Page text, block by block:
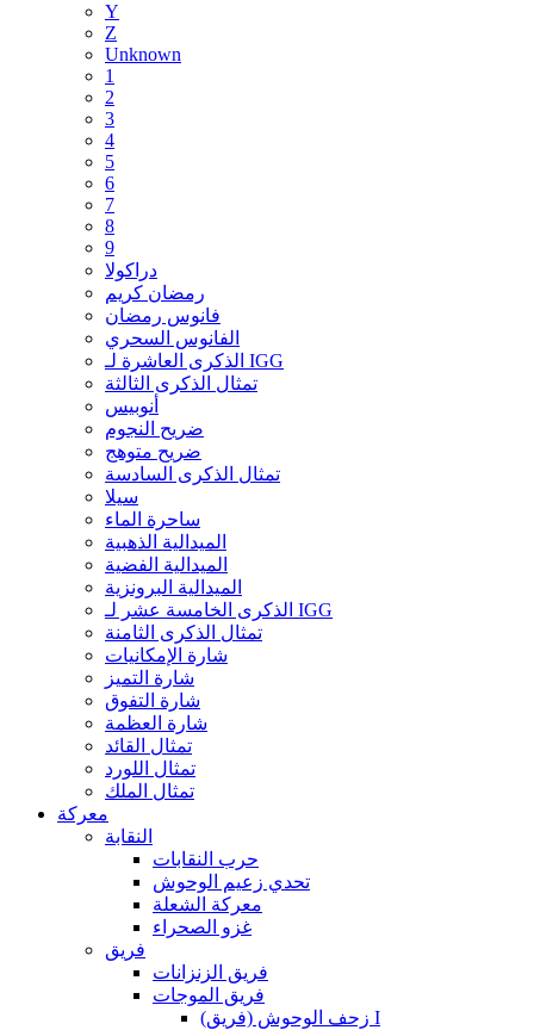
Y
Z
Unknown
1
2
3
4
5
6
7
8
9
دراكولا
رمضان كريم
فانوس رمضان
الفانوس السحري
الذكرى العاشرة لـ IGG
تمثال الذكرى الثالثة
أنوبيس
ضريح النجوم
ضريح متوهج
تمثال الذكرى السادسة
سيلا
ساحرة الماء
الميدالية الذهبية
الميدالية الفضية
الميدالية البرونزية
الذكرى الخامسة عشر لـ IGG
تمثال الذكرى الثامنة
شارة الإمكانيات
شارة التميز
شارة التفوق
شارة العظمة
تمثال القائد
تمثال اللورد
تمثال الملك
معركة
النقابة
حرب النقابات
تحدي زعيم الوحوش
معركة الشعلة
غزو الصحراء
فريق
فريق الزنزانات
فريق الموجات
زحف الوحوش (فريق) I